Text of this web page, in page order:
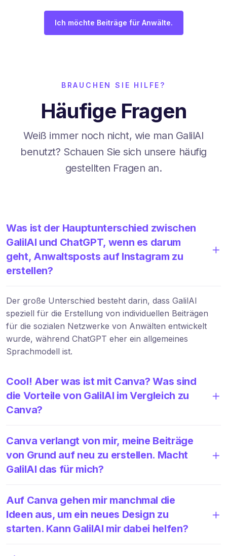
Ich möchte Beiträge für Anwälte.
BRAUCHEN SIE HILFE?
Häufige Fragen
Weiß immer noch nicht, wie man GalilAI
benutzt? Schauen Sie sich unsere häufig
gestellten Fragen an.
Was ist der Hauptunterschied zwischen
GalilAI und ChatGPT, wenn es darum
geht, Anwaltsposts auf Instagram zu
erstellen?
Der große Unterschied besteht darin, dass GalilAI
speziell für die Erstellung von individuellen Beiträgen
für die sozialen Netzwerke von Anwälten entwickelt
wurde, während ChatGPT eher ein allgemeines
Sprachmodell ist.
Cool! Aber was ist mit Canva? Was sind
die Vorteile von GalilAI im Vergleich zu
Canva?
Canva verlangt von mir, meine Beiträge
von Grund auf neu zu erstellen. Macht
GalilAI das für mich?
Auf Canva gehen mir manchmal die
Ideen aus, um ein neues Design zu
starten. Kann GalilAI mir dabei helfen?